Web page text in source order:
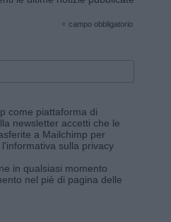
* campo obbligatorio
come piattaforma di
newsletter accetti che le
a Mailchimp per
sulla privacy
in qualsiasi momento
nel piè di pagina delle